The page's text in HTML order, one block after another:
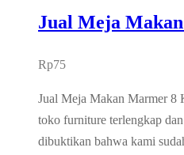
Jual Meja
Rp75
Jual Meja Makan Marmer 8
toko furniture terlengkap
dibuktikan bahwa kami